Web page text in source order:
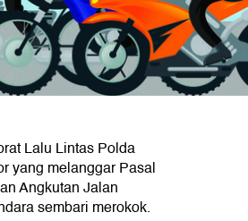
Lalu Lintas Polda
yang melanggar Pasal
Angkutan Jalan
sembari merokok.